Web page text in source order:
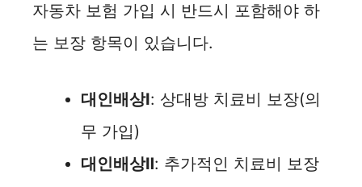
자동차 보험 가입 시 반드시 포함해야 하
는 보장 항목이 있습니다.
대인배상Ⅰ: 상대방 치료비 보장(의
무 가입)
대인배상Ⅱ: 추가적인 치료비 보장